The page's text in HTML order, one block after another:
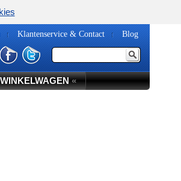
Klantenservice & Contact Blog
«